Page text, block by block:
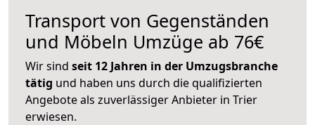
Transport von Gegenständen
und Möbeln Umzüge ab 76€
Wir sind seit 12 Jahren in der Umzugsbranche
tätig und haben uns durch die qualifizierten
Angebote als zuverlässiger Anbieter in Trier
erwiesen.